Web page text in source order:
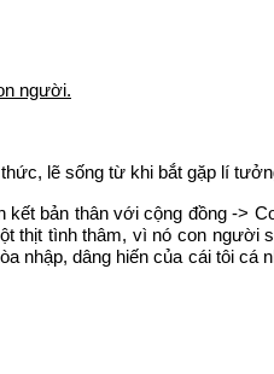
người.
lẽ sống từ khi bắt gặp lí
bản thân với cộng đồng ->
tình thâm, vì nó con người
nhập, dâng hiến của cái tôi